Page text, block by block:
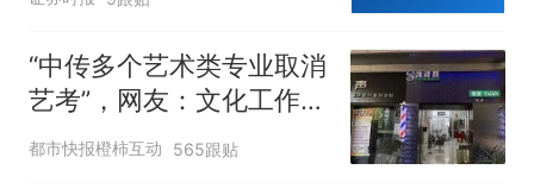
“中传多个艺术类专业取消
艺考”，网友：文化工作者
一定要有文化，这句话的
含金量还在持续上升
都市快报橙柿互动 565跟贴